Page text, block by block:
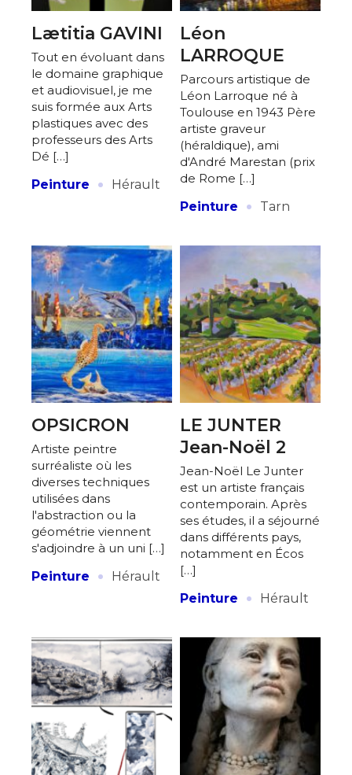
Lætitia GAVINI
Tout en évoluant dans
le domaine graphique
et audiovisuel, je me
suis formée aux Arts
plastiques avec des
professeurs des Arts
Dé […]
Peinture
· Hérault
Léon
LARROQUE
Parcours artistique de
Léon Larroque né à
Toulouse en 1943 Père
artiste graveur
(héraldique), ami
d'André Marestan (prix
de Rome […]
Peinture
· Tarn
OPSICRON
Artiste peintre
surréaliste où les
diverses techniques
utilisées dans
l'abstraction ou la
géométrie viennent
s'adjoindre à un uni […]
Peinture
· Hérault
LE JUNTER
Jean-Noël 2
Jean-Noël Le Junter
est un artiste français
contemporain. Après
ses études, il a séjourné
dans différents pays,
notamment en Écos
[…]
Peinture
· Hérault